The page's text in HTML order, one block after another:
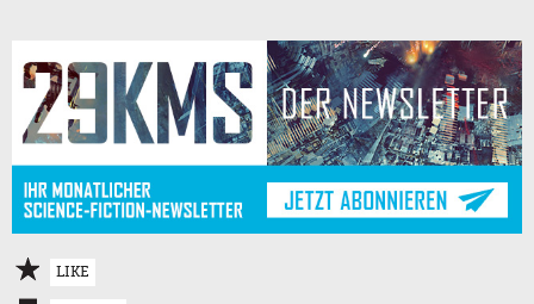
LIKE